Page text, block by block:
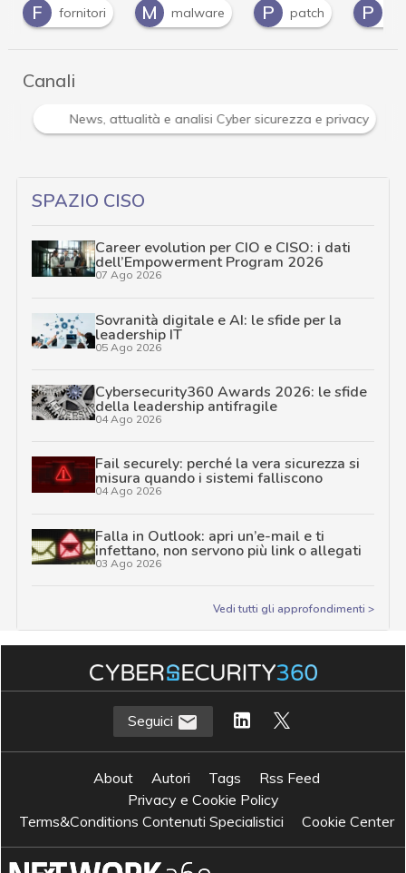
M
malware P patch P Privacy V
Canali
Attacchi hacker e Malware: le ultime news in tempo
SPAZIO CISO
Career evolution per CIO e CISO: i dati
dell’Empowerment Program 2026
07 Ago 2026
Sovranità digitale e AI: le sfide per la
leadership IT
05 Ago 2026
Cybersecurity360 Awards 2026: le sfide
della leadership antifragile
04 Ago 2026
Fail securely: perché la vera sicurezza si
misura quando i sistemi falliscono
04 Ago 2026
Falla in Outlook: apri un’e-mail e ti
infettano, non servono più link o allegati
03 Ago 2026
Vedi tutti gli approfondimenti >
Seguici
About Autori Tags
Rss Feed
Privacy e Cookie Policy
Terms&Conditions Contenuti Specialistici
Cookie Center